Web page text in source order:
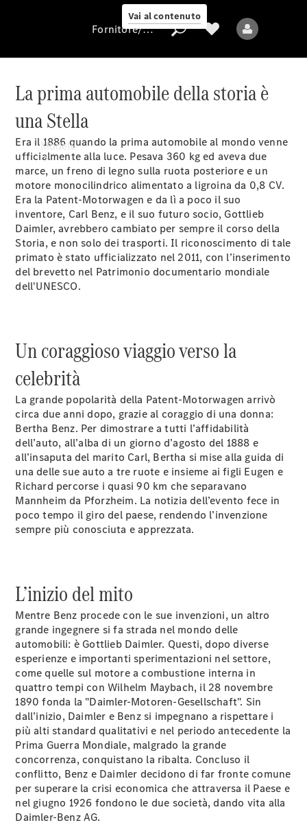
Vai al contenuto
Fornitore/protezione
dati
Modelli
Tutti i modelli
Nuovi modelli
Berline
Tutte le
Berline
CLA
Nuova Elettrica
CLA Nuova
Classe C
Berlina
EQE
Berlina
Elettrica
EQS
Berlina
Classe E
Berlina
Classe S
Classe S
Passo
Lungo
Mercedes-
Maybach
Classe S
Test Drive
Configuratore
Fornitore/protezione dati
La prima automobile della storia è
una Stella
Era il 1886 quando la prima automobile al mondo venne
ufficialmente alla luce. Pesava 360 kg ed aveva due
marce, un freno di legno sulla ruota posteriore e un
motore monocilindrico alimentato a ligroina da 0,8 CV.
Era la Patent-Motorwagen e da lì a poco il suo
inventore, Carl Benz, e il suo futuro socio, Gottlieb
Daimler, avrebbero cambiato per sempre il corso della
Storia, e non solo dei trasporti. Il riconoscimento di tale
primato è stato ufficializzato nel 2011, con l’inserimento
del brevetto nel Patrimonio documentario mondiale
dell'UNESCO.
Un coraggioso viaggio verso la
celebrità
La grande popolarità della Patent-Motorwagen arrivò
circa due anni dopo, grazie al coraggio di una donna:
Bertha Benz. Per dimostrare a tutti l’affidabilità
dell’auto, all’alba di un giorno d’agosto del 1888 e
all’insaputa del marito Carl, Bertha si mise alla guida di
una delle sue auto a tre ruote e insieme ai figli Eugen e
Richard percorse i quasi 90 km che separavano
Mannheim da Pforzheim. La notizia dell’evento fece in
poco tempo il giro del paese, rendendo l’invenzione
sempre più conosciuta e apprezzata.
L’inizio del mito
Mentre Benz procede con le sue invenzioni, un altro
grande ingegnere si fa strada nel mondo delle
automobili: è Gottlieb Daimler. Questi, dopo diverse
esperienze e importanti sperimentazioni nel settore,
come quelle sul motore a combustione interna in
quattro tempi con Wilhelm Maybach, il 28 novembre
1890 fonda la "Daimler-Motoren-Gesellschaft". Sin
dall’inizio, Daimler e Benz si impegnano a rispettare i
più alti standard qualitativi e nel periodo antecedente la
Prima Guerra Mondiale, malgrado la grande
concorrenza, conquistano la ribalta. Concluso il
conflitto, Benz e Daimler decidono di far fronte comune
per superare la crisi economica che attraversa il Paese e
nel giugno 1926 fondono le due società, dando vita alla
Daimler-Benz AG.